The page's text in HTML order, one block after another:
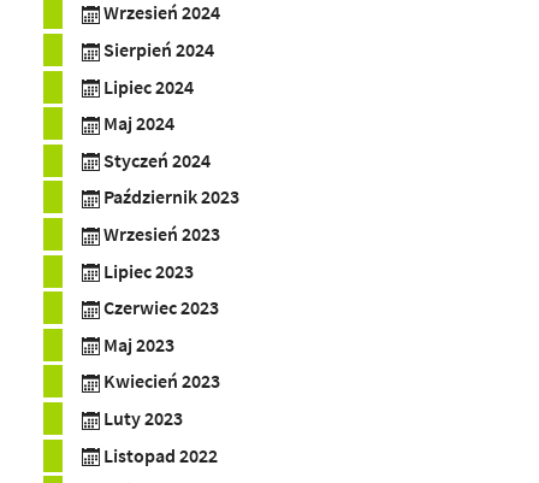
Wrzesień 2024
Sierpień 2024
Lipiec 2024
Maj 2024
Styczeń 2024
Październik 2023
Wrzesień 2023
Lipiec 2023
Czerwiec 2023
Maj 2023
Kwiecień 2023
Luty 2023
Listopad 2022